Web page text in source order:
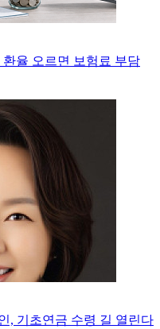
율 오르면 보험료 부담
, 기초연금 수령 길 열린다